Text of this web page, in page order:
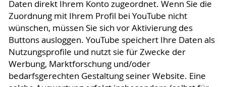
Daten direkt Ihrem Konto zugeordnet. Wenn Sie die
Zuordnung mit Ihrem Profil bei YouTube nicht
wünschen, müssen Sie sich vor Aktivierung des
Buttons ausloggen. YouTube speichert Ihre Daten als
Nutzungsprofile und nutzt sie für Zwecke der
Werbung, Marktforschung und/oder
bedarfsgerechten Gestaltung seiner Website. Eine